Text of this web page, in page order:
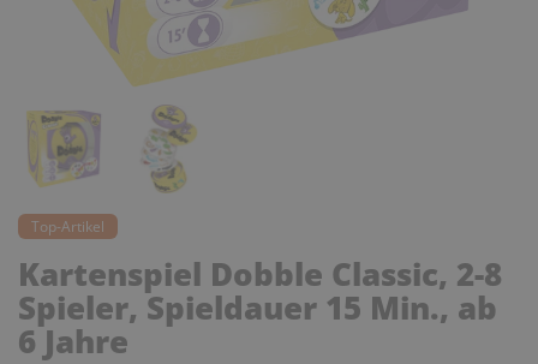
Top-Artikel
Kartenspiel Dobble Classic, 2-8
Spieler, Spieldauer 15 Min., ab
6 Jahre